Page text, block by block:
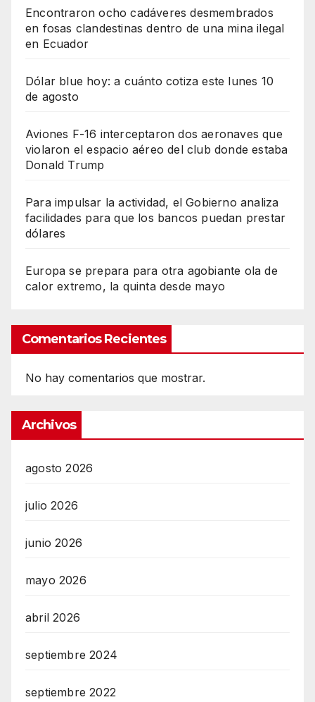
Encontraron ocho cadáveres desmembrados
en fosas clandestinas dentro de una mina ilegal
en Ecuador
Dólar blue hoy: a cuánto cotiza este lunes 10
de agosto
Aviones F-16 interceptaron dos aeronaves que
violaron el espacio aéreo del club donde estaba
Donald Trump
Para impulsar la actividad, el Gobierno analiza
facilidades para que los bancos puedan prestar
dólares
Europa se prepara para otra agobiante ola de
calor extremo, la quinta desde mayo
Comentarios Recientes
No hay comentarios que mostrar.
Archivos
agosto 2026
julio 2026
junio 2026
mayo 2026
abril 2026
septiembre 2024
septiembre 2022